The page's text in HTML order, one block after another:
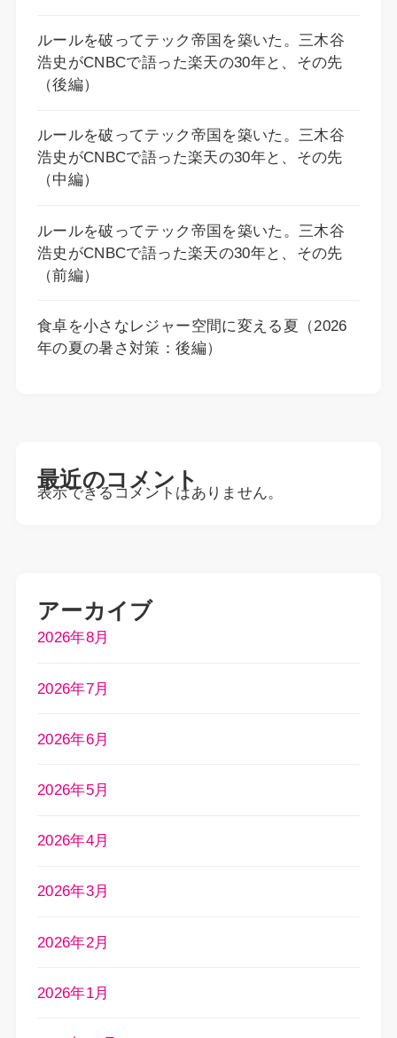
ルールを破ってテック帝国を築いた。三木谷
浩史がCNBCで語った楽天の30年と、その先
（後編）
ルールを破ってテック帝国を築いた。三木谷
浩史がCNBCで語った楽天の30年と、その先
（中編）
ルールを破ってテック帝国を築いた。三木谷
浩史がCNBCで語った楽天の30年と、その先
（前編）
食卓を小さなレジャー空間に変える夏（2026
年の夏の暑さ対策：後編）
最近のコメント
表示できるコメントはありません。
アーカイブ
2026年8月
2026年7月
2026年6月
2026年5月
2026年4月
2026年3月
2026年2月
2026年1月